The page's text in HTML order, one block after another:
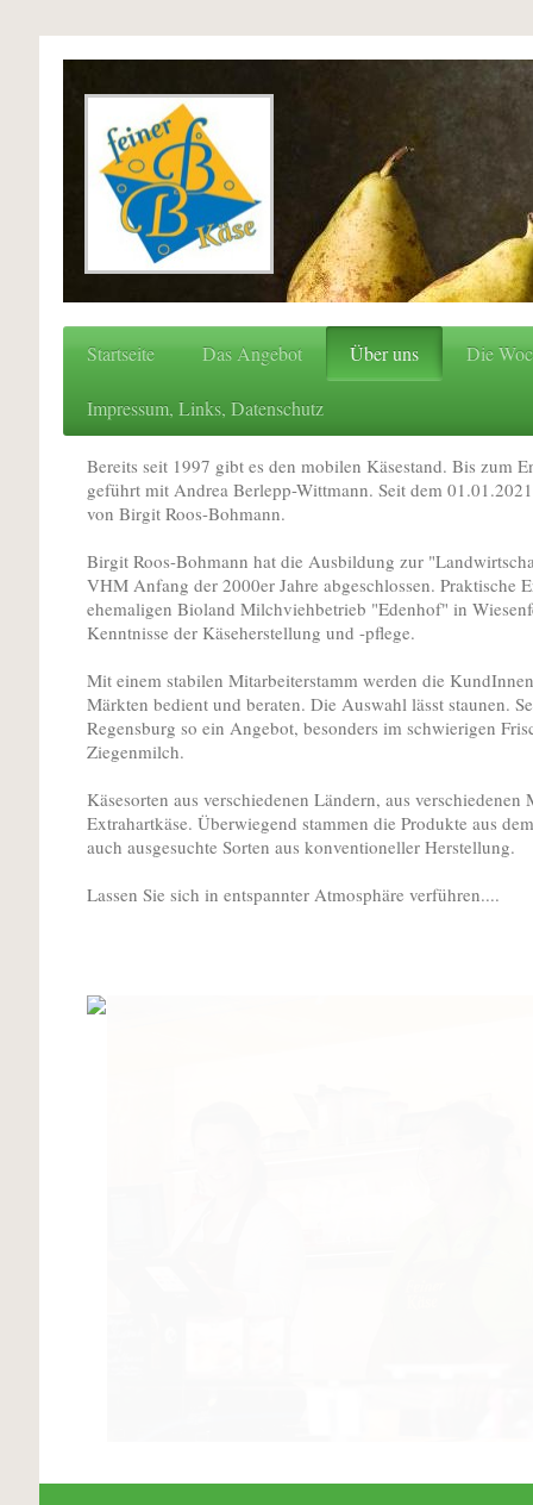
Startseite Das Angebot Über uns Die
Impressum, Links, Datenschutz
Bereits seit 1997 gibt es den mobilen Käsestand. Bis zum
geführt mit Andrea Berlepp-Wittmann. Seit dem
von Birgit Roos-Bohmann.
Birgit Roos-Bohmann hat die Ausbildung zur
VHM Anfang der 2000er Jahre abgeschlossen. Praktische
ehemaligen Bioland Milchviehbetrieb "Edenhof" in
Kenntnisse der Käseherstellung und -pflege.
Mit einem stabilen Mitarbeiterstamm werden die
Märkten bedient und beraten. Die Auswahl lässt staunen.
Regensburg so ein Angebot, besonders im schwierigen
Ziegenmilch.
Käsesorten aus verschiedenen Ländern, aus
Extrahartkäse. Überwiegend stammen die Produkte aus
auch ausgesuchte Sorten aus konventioneller Herstellung.
Lassen Sie sich in entspannter Atmosphäre verführen....